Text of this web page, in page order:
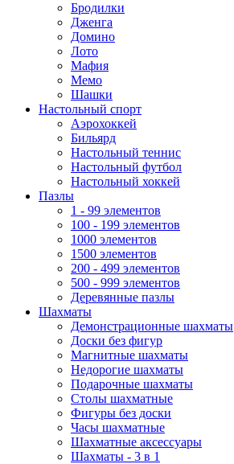
Бродилки
Дженга
Домино
Лото
Мафия
Мемо
Шашки
Настольный спорт
Аэрохоккей
Бильярд
Настольный теннис
Настольный футбол
Настольный хоккей
Пазлы
1 - 99 элементов
100 - 199 элементов
1000 элементов
1500 элементов
200 - 499 элементов
500 - 999 элементов
Деревянные пазлы
Шахматы
Демонстрационные шахматы
Доски без фигур
Магнитные шахматы
Недорогие шахматы
Подарочные шахматы
Столы шахматные
Фигуры без доски
Часы шахматные
Шахматные аксессуары
Шахматы - 3 в 1